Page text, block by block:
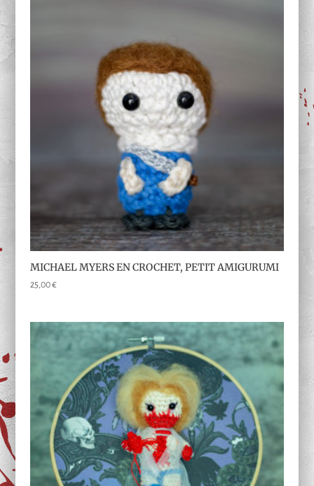
MICHAEL MYERS EN CROCHET, PETIT AMIGURUMI
25,00€